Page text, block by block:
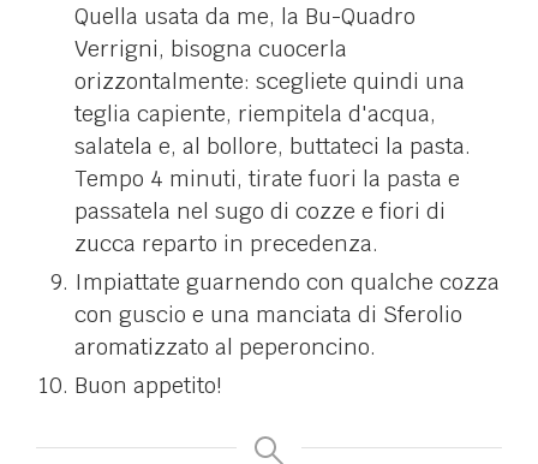
Quella usata da me, la Bu-Quadro
Verrigni, bisogna cuocerla
orizzontalmente: scegliete quindi una
teglia capiente, riempitela d'acqua,
salatela e, al bollore, buttateci la pasta.
Tempo 4 minuti, tirate fuori la pasta e
passatela nel sugo di cozze e fiori di
zucca reparto in precedenza.
Impiattate guarnendo con qualche cozza
con guscio e una manciata di Sferolio
aromatizzato al peperoncino.
Buon appetito!